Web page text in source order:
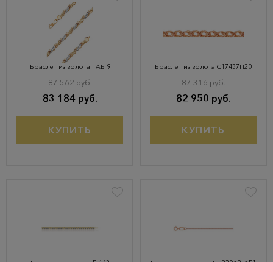
Браслет из золота ТАБ 9
83 184 руб.
87 562 руб.
КУПИТЬ
Браслет из золота С17437П20
82 950 руб.
87 316 руб.
КУПИТЬ